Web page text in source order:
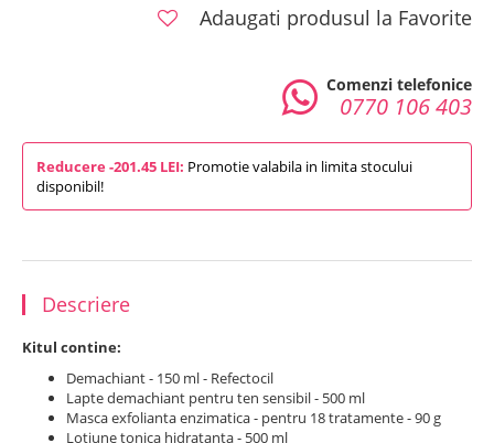
Adaugati produsul la Favorite
Comenzi telefonice
0770 106 403
Reducere -201.45 LEI: Promotie valabila in limita stocului
disponibil!
Descriere
Kitul contine:
Demachiant - 150 ml - Refectocil
Lapte demachiant pentru ten sensibil - 500 ml
Masca exfolianta enzimatica - pentru 18 tratamente - 90 g
Lotiune tonica hidratanta - 500 ml